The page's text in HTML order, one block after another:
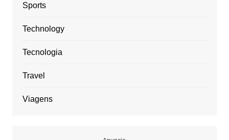
Sports
Technology
Tecnologia
Travel
Viagens